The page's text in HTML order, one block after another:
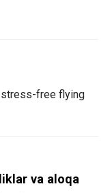
stress-free flying
va aloqa